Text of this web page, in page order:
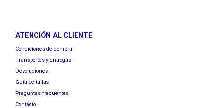
ATENCIÓN AL CLIENTE
Condiciones de compra
Transportes y entregas
Devoluciones
Guía de tallas
Preguntas frecuentes
Contacto